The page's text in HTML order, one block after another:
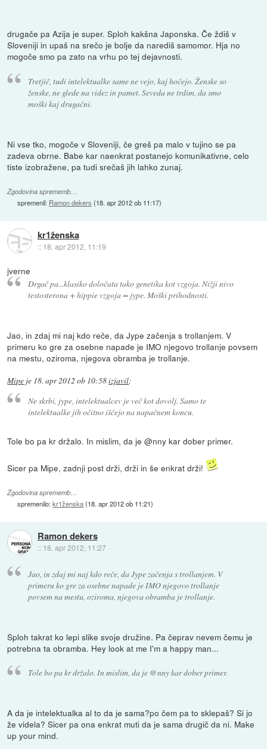
drugače pa Azija je super. Sploh kakšna Japonska. Če ždiš v
Sloveniji in upaš na srečo je bolje da narediš samomor. Hja no
mogoče smo pa zato na vrhu po tej dejavnosti.
Tretjič, tudi intelektualke same ne vejo, kaj hočejo. Ženske so
ženske, ne glede na videz in pamet. Seveda ne trdim, da smo
moški kaj drugačni.
Ni vse tko, mogoče v Sloveniji, če greš pa malo v tujino se pa
zadeva obrne. Babe kar naenkrat postanejo komunikativne, celo
tiste izobražene, pa tudi srečaš jih lahko zunaj.
Zgodovina sprememb…
spremenil: Ramon dekers (18. apr 2012 ob 11:17)
kr1ženska
:: 18. apr 2012, 11:19
jverne
Drgač pa...klasiko določata tako genetika kot vzgoja. Nižji nivo
testosterona + hippie vzgoja = jype. Moški prihodnosti.
Jao, in zdaj mi naj kdo reče, da Jype začenja s trollanjem. V
primeru ko gre za osebne napade je IMO njegovo trollanje povsem
na mestu, oziroma, njegova obramba je trollanje.
Mipe je 18. apr 2012 ob 10:58izjavil:
Ne skrbi, jype, intelektualcev je več kot dovolj. Samo te
intelektualke jih očitno iščejo na napačnem koncu.
Tole bo pa kr držalo. In mislim, da je @nny kar dober primer.
Sicer pa Mipe, zadnji post drži, drži in še enkrat drži!
Zgodovina sprememb…
spremenilo:kr1ženska(18. apr 2012 ob 11:21)
Ramon dekers
:: 18. apr 2012, 11:27
Jao, in zdaj mi naj kdo reče, da Jype začenja s trollanjem. V
primeru ko gre za osebne napade je IMO njegovo trollanje
povsem na mestu, oziroma, njegova obramba je trollanje.
Sploh takrat ko lepi slike svoje družine. Pa čeprav nevem čemu je
potrebna ta obramba. Hey look at me I'm a happy man...
Tole bo pa kr držalo. In mislim, da je @nny kar dober primer.
A da je intelektualka al to da je sama?po čem pa to sklepaš? Si jo
že videla? Sicer pa ona enkrat muti da je sama drugič da ni. Make
up your mind.